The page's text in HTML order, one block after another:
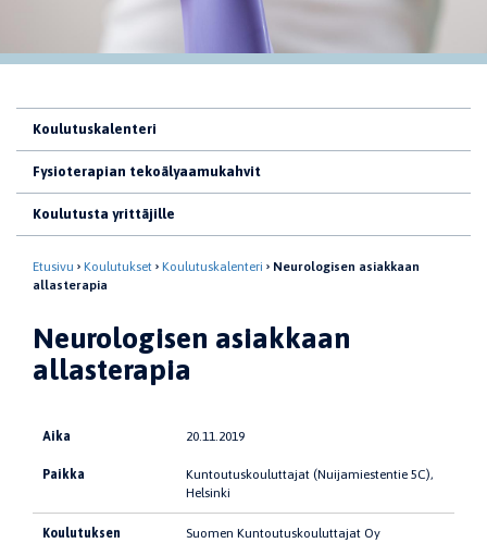
Koulutuskalenteri
Fysioterapian tekoälyaamukahvit
Koulutusta yrittäjille
Etusivu Koulutukset Koulutuskalenteri
Neurologisen asiakkaan
allasterapia
Neurologisen asiakkaan
allasterapia
Aika 20.11.2019
Paikka
Kuntoutuskouluttajat (Nuijamiestentie 5C),
Helsinki
Koulutuksen
Suomen Kuntoutuskouluttajat Oy